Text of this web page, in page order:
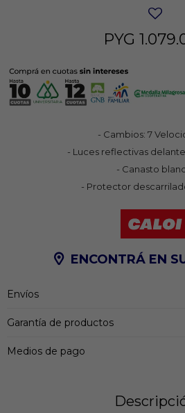
PYG
- Cambios: 7
- Luces reflectivas
- Canasto
- Protector
ENCONTRÁ EN
Envíos
Garantía de productos
Medios de pago